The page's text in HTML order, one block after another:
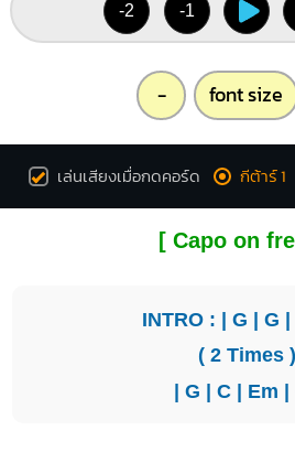
-2 -1
- font size
เล่นเสียงเมื่อกดคอร์ด กีต้าร์ 1
[ Capo on
INTRO : | G | G |
( 2 Times )
| G | C| Em |